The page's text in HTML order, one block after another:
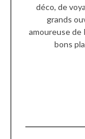
déco, de
grands
amoureuse de
bons